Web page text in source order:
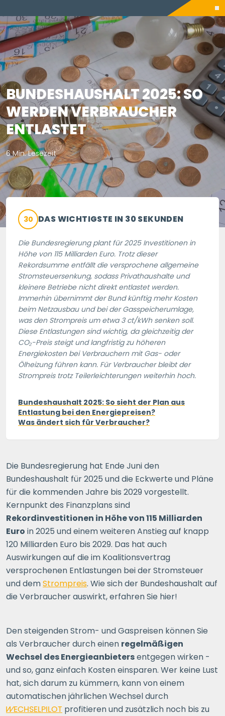
BUNDESHAUSHALT 2025: SO
WERDEN VERBRAUCHER
ENTLASTET
6 Min. Lesezeit
30 DAS WICHTIGSTE IN 30 SEKUNDEN
Die Bundesregierung plant für 2025 Investitionen in
Höhe von 115 Milliarden Euro. Trotz dieser
Rekordsumme entfällt die versprochene allgemeine
Stromsteuersenkung, sodass Privathaushalte und
kleinere Betriebe nicht direkt entlastet werden.
Immerhin übernimmt der Bund künftig mehr Kosten
beim Netzausbau und bei der Gasspeicherumlage,
was den Strompreis um etwa 3 ct/kWh senken soll.
Diese Entlastungen sind wichtig, da gleichzeitig der
CO₂-Preis steigt und langfristig zu höheren
Energiekosten bei Verbrauchern mit Gas- oder
Ölheizung führen kann. Für Verbraucher bleibt der
Strompreis trotz Teilerleichterungen weiterhin hoch.
Bundeshaushalt 2025: So sieht der Plan aus
Entlastung bei den Energiepreisen?
Was ändert sich für Verbraucher?
Die Bundesregierung hat Ende Juni den
Bundeshaushalt für 2025 und die Eckwerte und Pläne
für die kommenden Jahre bis 2029 vorgestellt.
Kernpunkt des Finanzplans sind
Rekordinvestitionen in Höhe von 115 Milliarden
Euro in 2025 und einem weiteren Anstieg auf knapp
120 Milliarden Euro bis 2029. Das hat auch
Auswirkungen auf die im Koalitionsvertrag
versprochenen Entlastungen bei der Stromsteuer
und demStrompreis. Wie sich der Bundeshaushalt auf
die Verbraucher auswirkt, erfahren Sie hier!
Den steigenden Strom- und Gaspreisen können Sie
als Verbraucher durch einen regelmäßigen
Wechsel des Energieanbietersentgegen wirken -
und so, ganz einfach Kosten einsparen. Wer keine Lust
hat, sich darum zu kümmern, kann von einem
automatischen jährlichen Wechsel durch
WECHSELPILOT profitieren und zusätzlich noch bis zu